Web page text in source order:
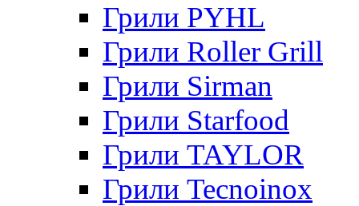
Грили PYHL
Грили Roller Grill
Грили Sirman
Грили Starfood
Грили TAYLOR
Грили Tecnoinox